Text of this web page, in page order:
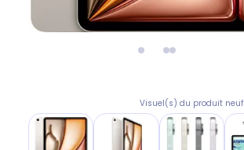
Visuel(s) du produit neuf